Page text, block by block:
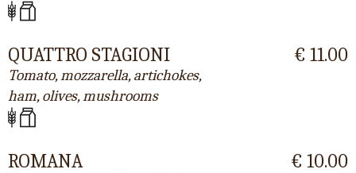
QUATTRO STAGIONI
Tomato, mozzarella, artichokes,
ham, olives, mushrooms
€ 11.00
ROMANA € 10.00